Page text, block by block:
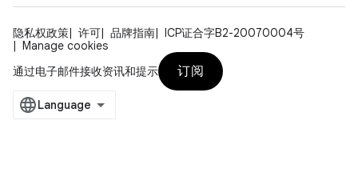
隐私权政策 许可 品牌指南
ICP证合字B2-20070004号
Manage cookies
通过电子邮件接收资讯和提示
订阅